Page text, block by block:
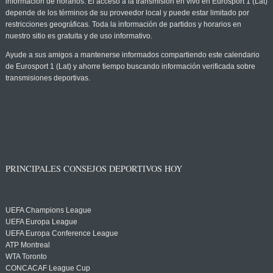
depende de los términos de su proveedor local y puede estar limitado por
restricciones geográficas. Toda la información de partidos y horarios en
nuestro sitio es gratuita y de uso informativo.
Ayude a sus amigos a mantenerse informados compartiendo este calendario
de Eurosport 1 (Lat) y ahorre tiempo buscando información verificada sobre
transmisiones deportivas.
PRINCIPALES CONSEJOS DEPORTIVOS HOY
UEFA Champions League
UEFA Europa League
UEFA Europa Conference League
ATP Montreal
WTA Toronto
CONCACAF League Cup